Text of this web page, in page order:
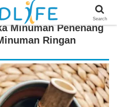
Minuman Penenang
Ringan
Search